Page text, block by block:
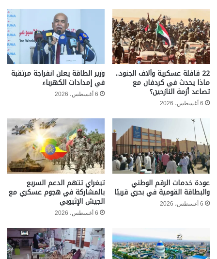
22 قافلة عسكرية وآلاف الجنود..
ماذا يحدث في كردفان مع
تصاعد أزمة النازحين؟
6 أغسطس، 2026
وزير الطاقة يعلن انفراجة مرتقبة
في إمدادات الكهرباء
6 أغسطس، 2026
عودة خدمات الرقم الوطني
والبطاقة القومية في بحري قريبًا
6 أغسطس، 2026
تيغراي تتهم الدعم السريع
بالمشاركة في هجوم عسكري مع
الجيش الإثيوبي
6 أغسطس، 2026